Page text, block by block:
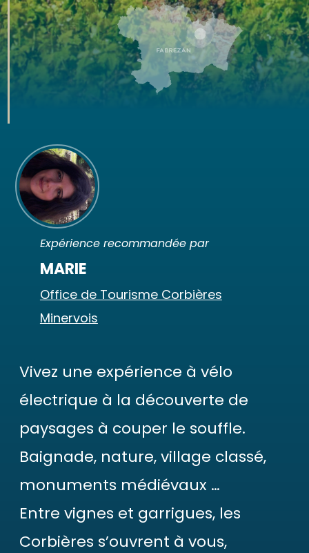
Expérience recommandée par
MARIE
Office de Tourisme Corbières
Minervois
Vivez une expérience à vélo
électrique à la découverte de
paysages à couper le souffle.
Baignade, nature, village classé,
monuments médiévaux …
Entre vignes et garrigues, les
Corbières s’ouvrent à vous,